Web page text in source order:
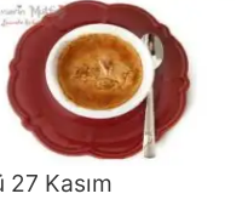
27 Kasım